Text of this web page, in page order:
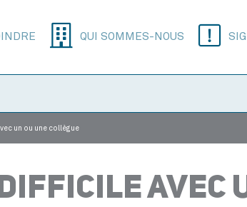
QUI SOMMES-NOUS
un ou une collègue
AVEC